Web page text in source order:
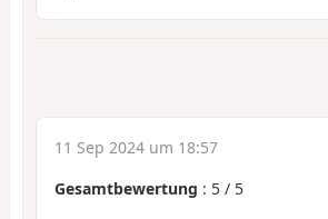
11 Sep 2024 um 18:57
Gesamtbewertung : 5 / 5